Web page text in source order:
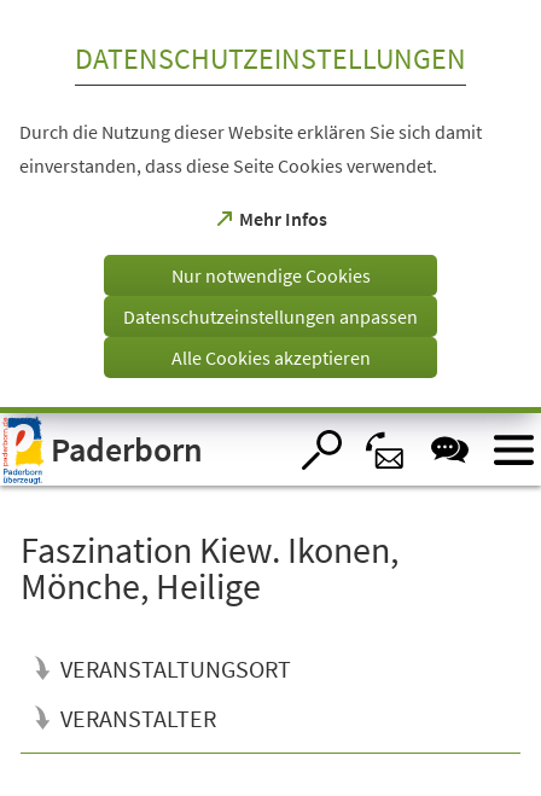
Visuelle
Assistenzsoftware
öffnen.
DATENSCHUTZEINSTELLUNGEN
Durch die Nutzung dieser Website erklären Sie sich damit
einverstanden, dass diese Seite Cookies verwendet.
Mehr Infos
(Öffnet
einem
Tab)
Nur notwendige Cookies
Datenschutzeinstellungen anpassen
Alle Cookies akzeptieren
Paderborn
Faszination Kiew. Ikonen,
Mönche, Heilige
VERANSTALTUNGSORT
VERANSTALTER